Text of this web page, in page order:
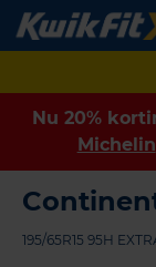
Nu 20%
Michelin
195/65R15 95H